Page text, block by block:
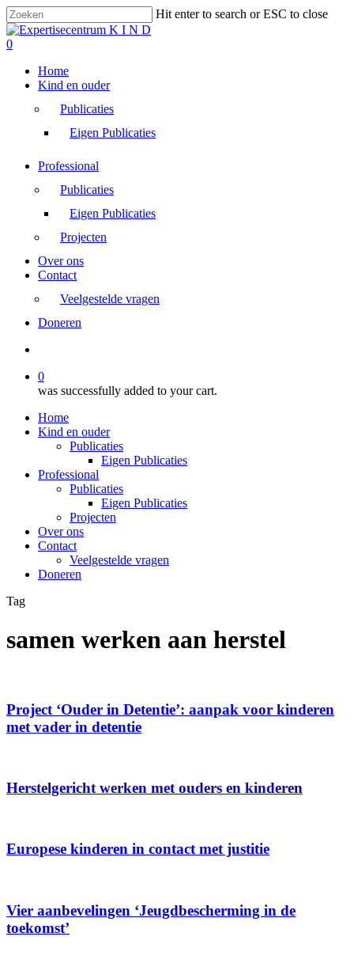
Skip
to
main
Hit enter to search or ESC to close
Close
Search
search
0
Home
Kind en ouder
Publicaties
Eigen Publicaties
Professional
Publicaties
Eigen Publicaties
Projecten
Over ons
Contact
Veelgestelde vragen
Doneren
0
was successfully added to your cart.
Home
Kind en ouder
Publicaties
Eigen Publicaties
Professional
Publicaties
Eigen Publicaties
Projecten
Over ons
Contact
Veelgestelde vragen
Doneren
Tag
samen werken aan herstel
Project ‘Ouder in Detentie’: aanpak voor kinderen
met vader in detentie
Herstelgericht werken met ouders en kinderen
Europese kinderen in contact met justitie
Vier aanbevelingen ‘Jeugdbescherming in de
toekomst’